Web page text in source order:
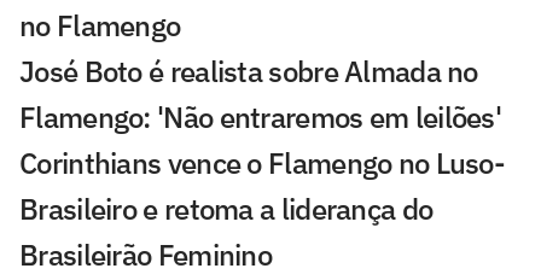
no Flamengo
José Boto é realista sobre Almada no
Flamengo: 'Não entraremos em leilões'
Corinthians vence o Flamengo no Luso-
Brasileiro e retoma a liderança do
Brasileirão Feminino